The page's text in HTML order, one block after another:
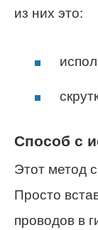
из них это:
Способ с
Этот метод
Просто
проводов в